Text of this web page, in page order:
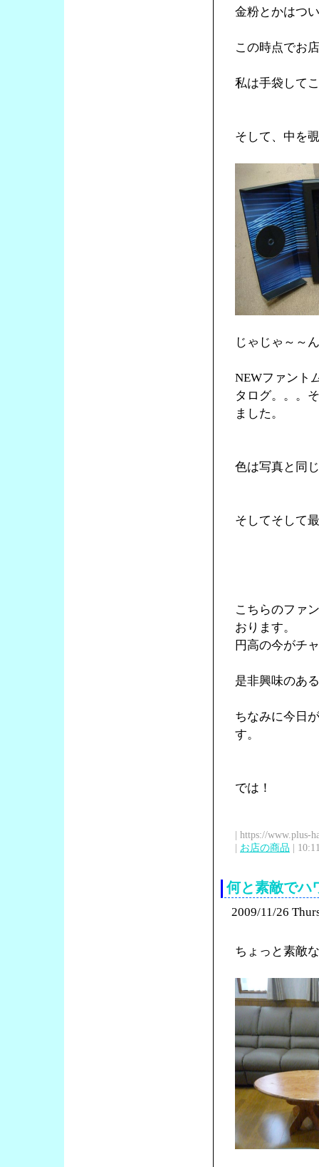
金粉とかはつ
この時点でお
私は手袋して
そして、中を
じゃじゃ～～ん
NEWファント
タログ。。。
ました。
色は写真と同
そしてそして
こちらのファ
おります。
円高の今がチ
是非興味のあ
ちなみに今日
す。
では！
| https://www.plus-
| お店の商品 |
何と素敵でハ
2009/11/26
ちょっと素敵